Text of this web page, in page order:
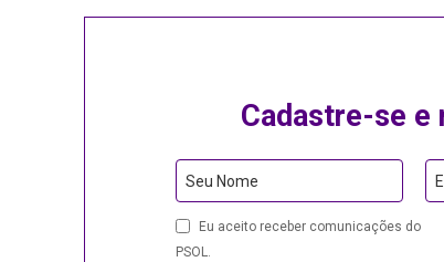
Cadastre-se e
Seu Nome
Eu aceito receber comunicações do
PSOL.